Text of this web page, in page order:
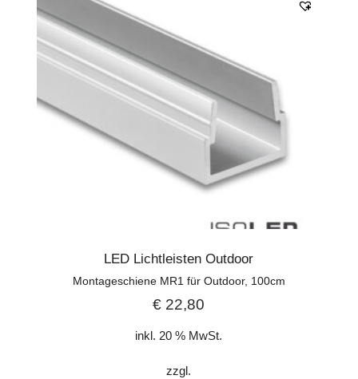
LED Lichtleisten Outdoor
Montageschiene MR1 für Outdoor, 100cm
€ 22,80
inkl. 20 % MwSt.
zzgl.